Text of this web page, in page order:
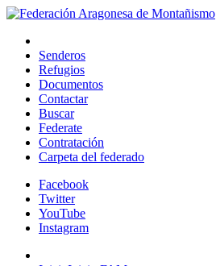
Senderos
Refugios
Documentos
Contactar
Buscar
Federate
Contratación
Carpeta del federado
Facebook
Twitter
YouTube
Instagram